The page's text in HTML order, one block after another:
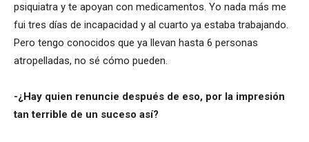
psiquiatra y te apoyan con medicamentos. Yo nada más me
fui tres días de incapacidad y al cuarto ya estaba trabajando.
Pero tengo conocidos que ya llevan hasta 6 personas
atropelladas, no sé cómo pueden.
-¿Hay quien renuncie después de eso, por la impresión
tan terrible de un suceso así?